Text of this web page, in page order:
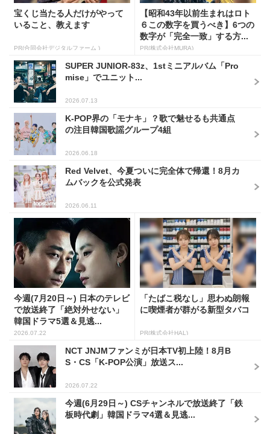
宝くじ当たる人だけがやって
いること、教えます
PR(合同会社デジタルファーム )
【昭和43年以前生まれはロト
６この数字を買うべき】6つの
数字が「完全一致」する方...
PR(株式会社MURA)
SUPER JUNIOR-83z、1stミニアルバム「Pro
mise」でユニット...
2026.07.13
K-POP界の「モナキ」？歌で魅せるも共通点
の注目韓国歌謡グループ4組
2026.06.18
Red Velvet、今夏ついに完全体で帰還！8月カ
ムバックを公式発表
2026.06.11
今週(7月20日～) 日本のテレビ
で放送終了「絶対外せない」
韓国ドラマ5選＆見逃...
2026.07.22
「たばこ税なし」思わぬ朗報
に喫煙者が群がる新型タバコ
PR(株式会社HAL)
NCT JNJMファンミが日本TV初上陸！8月B
S・CS「K-POP公演」放送ス...
2026.07.22
今週(6月29日～) CSチャンネルで放送終了「鉄
板時代劇」韓国ドラマ4選＆見逃...